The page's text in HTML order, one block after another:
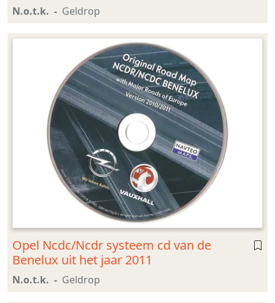
N.o.t.k. Geldrop
Opel Ncdc/Ncdr systeem cd van de
Benelux uit het jaar 2011
N.o.t.k. Geldrop